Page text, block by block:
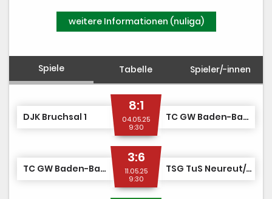
weitere Informationen (nuliga)
Spiele Tabelle Spieler/-innen
DJK Bruchsal 1
8:1
04.05.25
9:30
TC GW Baden-Baden 1
TC GW Baden-Baden 1
3:6
11.05.25
9:30
TSG TuS Neureut/TC RW Hochstetten 1